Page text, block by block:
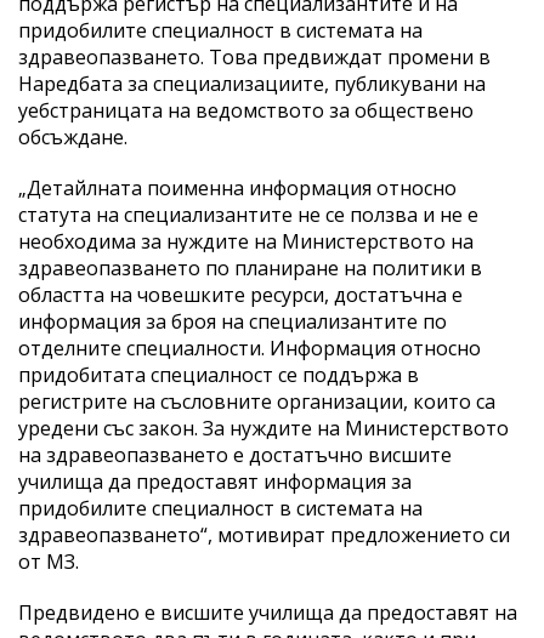
придобилите специалност в системата на
здравеопазването. Това предвиждат промени в
Наредбата за специализациите, публикувани на
уебстраницата на ведомството за обществено
обсъждане.
„Детайлната поименна информация относно
статута на специализантите не се ползва и не е
необходима за нуждите на Министерството на
здравеопазването по планиране на политики в
областта на човешките ресурси, достатъчна е
информация за броя на специализантите по
отделните специалности. Информация относно
придобитата специалност се поддържа в
регистрите на съсловните организации, които са
уредени със закон. За нуждите на Министерството
на здравеопазването е достатъчно висшите
училища да предоставят информация за
придобилите специалност в системата на
здравеопазването“, мотивират предложението си
от МЗ.
Предвидено е висшите училища да предоставят на